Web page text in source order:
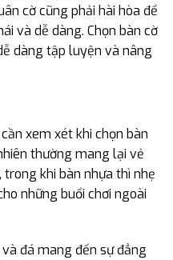
cờ cũng phải hài hòa để
và dễ dàng. Chọn bàn cờ
dàng tập luyện và nâng
xem xét khi chọn bàn
thường mang lại vẻ
khi bàn nhựa thì nhẹ
những buổi chơi ngoài
đá mang đến sự đẳng